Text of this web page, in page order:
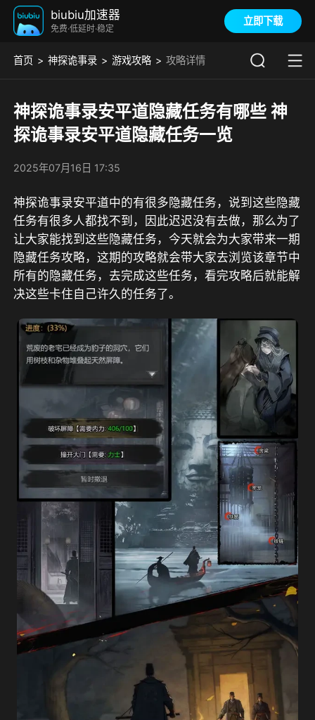
biubiu加速器
免费·低延时·稳定
立即下载
首页 神探诡事录 游戏攻略 攻略详情
神探诡事录安平道隐藏任务有哪些 神
探诡事录安平道隐藏任务一览
2025年07月16日 17:35
神探诡事录安平道中的有很多隐藏任务，说到这些隐藏
任务有很多人都找不到，因此迟迟没有去做，那么为了
让大家能找到这些隐藏任务，今天就会为大家带来一期
隐藏任务攻略，这期的攻略就会带大家去浏览该章节中
所有的隐藏任务，去完成这些任务，看完攻略后就能解
决这些卡住自己许久的任务了。